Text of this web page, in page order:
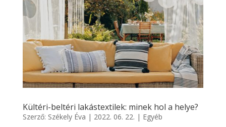
Kültéri-beltéri lakástextilek: minek hol a helye?
Szerző: Székely Éva | 2022. 06. 22. | Egyéb